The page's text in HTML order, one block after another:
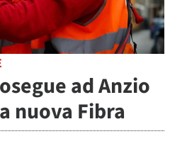
ad Anzio
nuova Fibra